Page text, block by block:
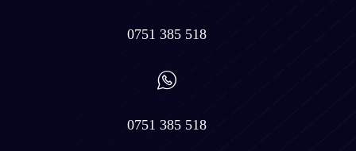
0751 385 518
0751 385 518